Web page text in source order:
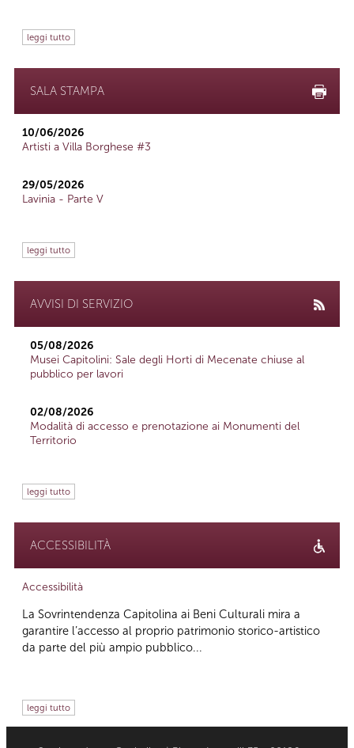
leggi tutto
SALA STAMPA
10/06/2026
Artisti a Villa Borghese #3
29/05/2026
Lavinia - Parte V
leggi tutto
AVVISI DI SERVIZIO
05/08/2026
Musei Capitolini: Sale degli Horti di Mecenate chiuse al
pubblico per lavori
02/08/2026
Modalità di accesso e prenotazione ai Monumenti del
Territorio
leggi tutto
ACCESSIBILITÀ
Accessibilità
La Sovrintendenza Capitolina ai Beni Culturali mira a
garantire l’accesso al proprio patrimonio storico-artistico
da parte del più ampio pubblico...
leggi tutto